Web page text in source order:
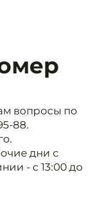
вопросы по
88.
дни с
- с 13:00 до